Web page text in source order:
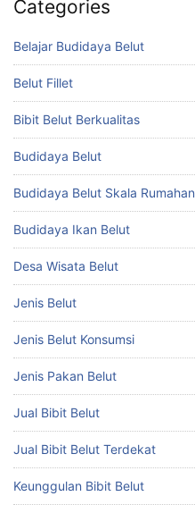
Categories
Belajar Budidaya Belut
Belut Fillet
Bibit Belut Berkualitas
Budidaya Belut
Budidaya Belut Skala Rumahan
Budidaya Ikan Belut
Desa Wisata Belut
Jenis Belut
Jenis Belut Konsumsi
Jenis Pakan Belut
Jual Bibit Belut
Jual Bibit Belut Terdekat
Keunggulan Bibit Belut